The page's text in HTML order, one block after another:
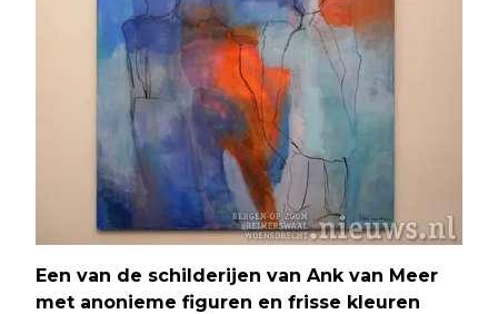
Een van de schilderijen van Ank van Meer
met anonieme figuren en frisse kleuren